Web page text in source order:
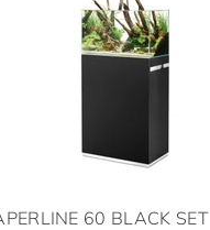
60 BLACK SET